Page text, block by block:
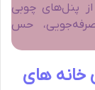
از پنل‌های چوبی
صرفه‌جویی، حس